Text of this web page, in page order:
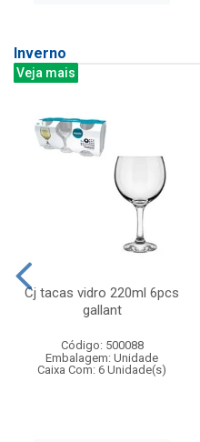
Inverno
Veja mais
Cj tacas vidro 220ml 6pcs
gallant
Código: 500088
Embalagem: Unidade
Caixa Com: 6 Unidade(s)